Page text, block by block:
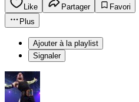
Like Partager
Favori
Plus
Ajouter à la playlist
Signaler